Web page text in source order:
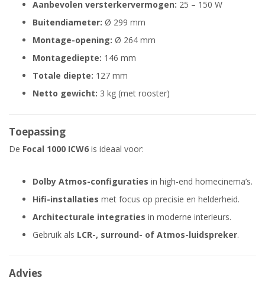
Aanbevolen versterkervermogen: 25 – 150 W
Buitendiameter: Ø 299 mm
Montage-opening: Ø 264 mm
Montagediepte: 146 mm
Totale diepte: 127 mm
Netto gewicht: 3 kg (met rooster)
Toepassing
De Focal 1000 ICW6 is ideaal voor:
Dolby Atmos-configuraties in high-end homecinema’s.
Hifi-installaties met focus op precisie en helderheid.
Architecturale integraties in moderne interieurs.
Gebruik als LCR-, surround- of Atmos-luidspreker.
Advies